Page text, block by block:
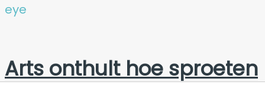
Arts onthult hoe sproeten